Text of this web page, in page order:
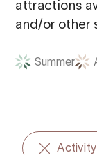
attractions
and/or other
Summer
Activity